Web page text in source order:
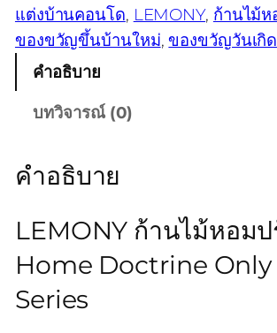
แต่งบ้านคอนโด, LEMONY, ก้านไม้ห
ของขวัญขึ้นบ้านใหม่, ของขวัญวันเกิด
คำอธิบาย
บทวิจารณ์ (0)
คำอธิบาย
LEMONY ก้านไม้หอม
Home Doctrine Only
Series